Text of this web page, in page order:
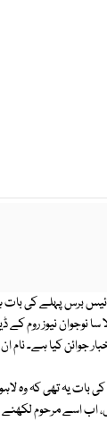
برس پہلے کی بات ہے'
سا نوجوان نیوز
جوائن کیا ہے۔
بات یہ تھی کہ وہ
اسے مرحوم لکھنے